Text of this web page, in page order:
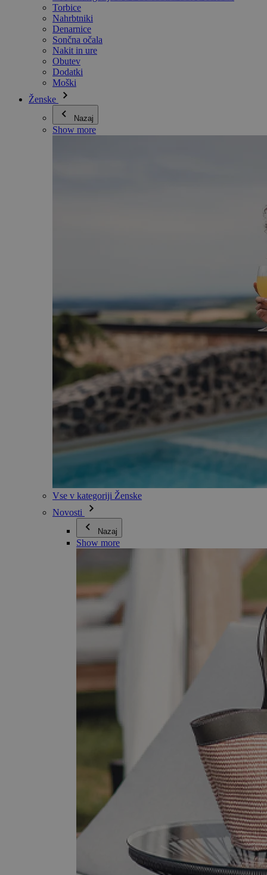
Torbice
Nahrbtniki
Denarnice
Sončna očala
Nakit in ure
Obutev
Dodatki
Moški
Ženske
Nazaj
Show more
Vse v kategoriji Ženske
Novosti
Nazaj
Show more